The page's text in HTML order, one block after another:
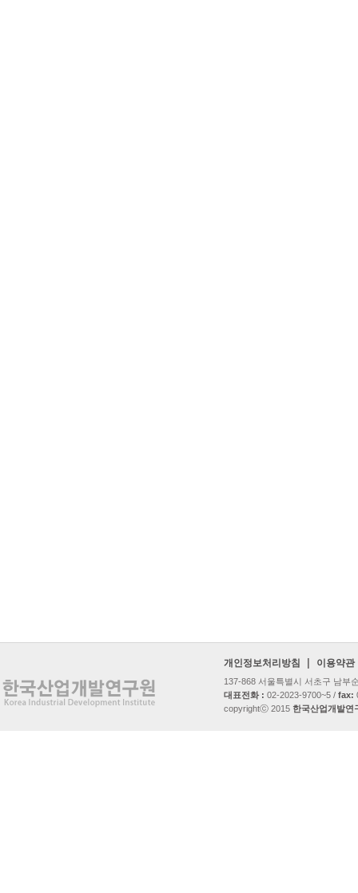
개인정보처리방침 이용약관
137-868 서울특별시 서초구 남부
대표전화 : 02-2023-9700~5 / fax:
copyrightⓒ 2015 한국산업개발